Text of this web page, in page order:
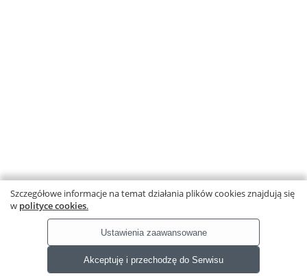
Kontakt
Gdańskie Wydawnictwo Oświatowe spółka z ograniczoną
odpowiedzialnością sp. k.
Al. Grunwaldzka 50A, 80-241 Gdańsk
Ta strona wykorzystuje pliki
cookies.Dowiedz się więcej
Szczegółowe informacje na temat działania plików cookies znajdują się
w polityce cookies.
Ustawienia zaawansowane
Akceptuję i przechodzę do Serwisu